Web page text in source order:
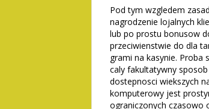
Pod tym wzgledem
nagrodzenie lojalnych
lub po prostu bonusow
przeciwienstwie do dla
grami na kasynie. Proba
caly fakultatywny
dostepnosci wiekszych
komputerowy jest
ograniczonych czasowo